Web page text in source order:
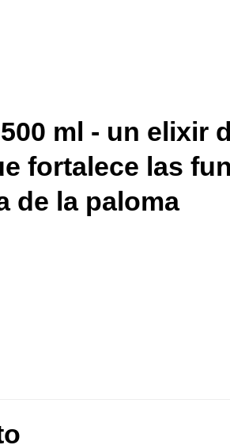
ml - un elixir
fortalece las
de la paloma